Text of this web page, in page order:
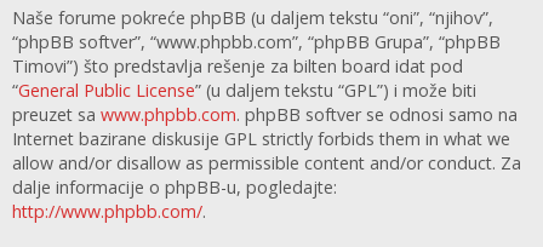
Naše forume pokreće phpBB (u daljem tekstu “oni”, “njihov”,
“phpBB softver”, “www.phpbb.com”, “phpBB Grupa”, “phpBB
Timovi”) što predstavlja rešenje za bilten board idat pod
“General Public License” (u daljem tekstu “GPL”) i može biti
preuzet sa www.phpbb.com. phpBB softver se odnosi samo na
Internet bazirane diskusije GPL strictly forbids them in what we
allow and/or disallow as permissible content and/or conduct. Za
dalje informacije o phpBB-u, pogledajte:
http://www.phpbb.com/.